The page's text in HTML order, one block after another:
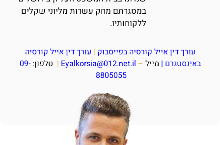
במסגרתם מחק עשרות מליוני שקלים
ללקוחותיו.
עורך דין אייל קורסיה בפייסבוק | עורך דין אייל קורסיה
באינסטגרם | מייל –
Eyalkorsia@012.net.il
| טלפון: 09-
8805055